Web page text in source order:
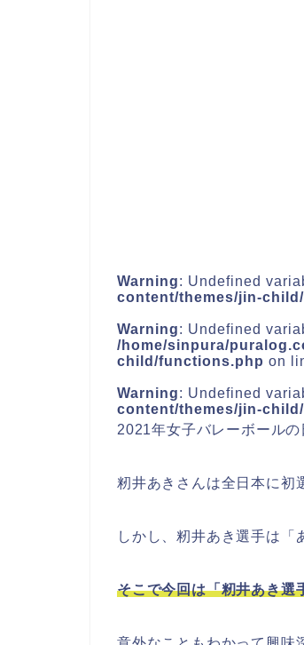
Warning: Undefined
content/themes/jin-
Warning: Undefined
/home/sinpura/
child/functions.php on
Warning: Undefined
content/themes/jin-
2021年女子バレーボール
籾井あきさんは全日本に初
しかし、籾井あき選手は「
そこで今回は「籾井あき選